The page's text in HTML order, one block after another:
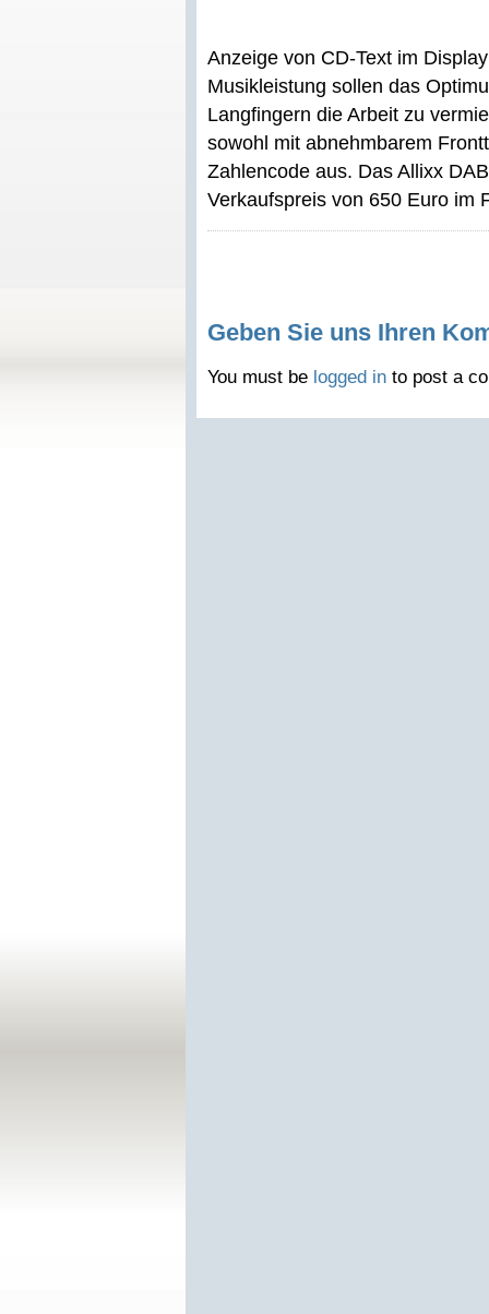
Anzeige von CD-Text im
Musikleistung sollen das
Langfingern die Arbeit zu
sowohl mit abnehmbarem
Zahlencode aus. Das Allixx
Verkaufspreis von 650 Euro im
Geben Sie uns Ihren
You must be logged in to post a